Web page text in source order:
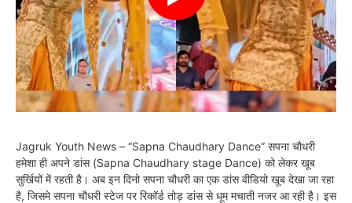
Jagruk Youth News – “Sapna Chaudhary Dance” सपना चौधरी
हमेशा ही अपने डांस (Sapna Chaudhary stage Dance) को लेकर खूब
सुर्खियों में रहती है। अब इन दिनो सपना चौधरी का एक डांस वीडियो खूब देखा जा रहा
है, जिसमे सपना चौधरी स्टेज पर रिकॉर्ड तोड़ डांस से धूम मचाती नजर आ रही है। इस